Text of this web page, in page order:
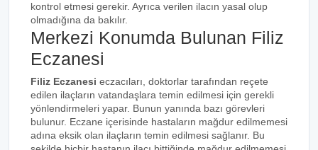
kontrol etmesi gerekir. Ayrıca verilen ilacın yasal olup
olmadığına da bakılır.
Merkezi Konumda Bulunan Filiz
Eczanesi
Filiz Eczanesi eczacıları, doktorlar tarafından reçete
edilen ilaçların vatandaşlara temin edilmesi için gerekli
yönlendirmeleri yapar. Bunun yanında bazı görevleri
bulunur. Eczane içerisinde hastaların mağdur edilmemesi
adına eksik olan ilaçların temin edilmesi sağlanır. Bu